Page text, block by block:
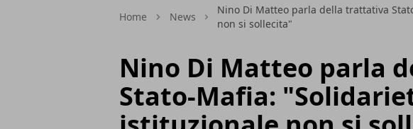
Home News
Nino Di Matteo parla della trattativa
non si sollecita"
Nino Di Matteo parla
Stato-Mafia: